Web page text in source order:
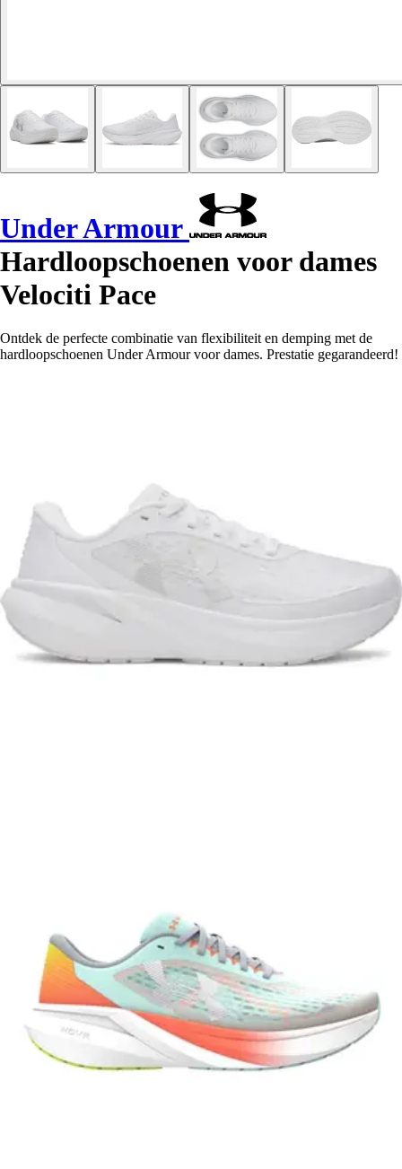
Under Armour
Hardloopschoenen voor dames
Velociti Pace
Ontdek de perfecte combinatie van flexibiliteit en demping met de
hardloopschoenen Under Armour voor dames. Prestatie gegarandeerd!